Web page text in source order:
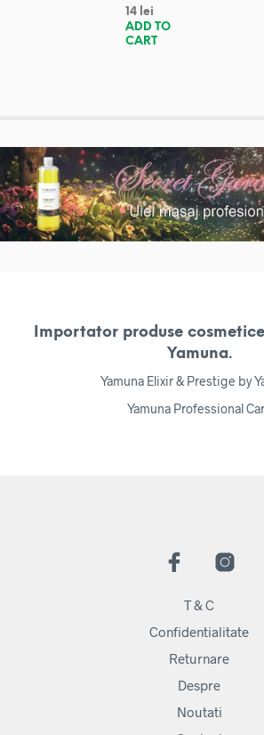
14 lei
ADD TO
CART
Importator produse
Yamuna.
Yamuna Elixir & Prestige by
Yamuna Professional
T & C
Confidentialitate
Returnare
Despre
Noutati